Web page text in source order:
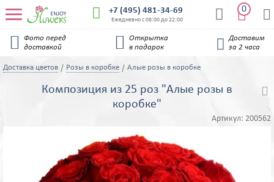
 +7 (495) 481-34-69
Ежедневно с 08:00 до 22:00  
0 

Фото перед
доставкой

Открытка
в подарок

Доставим
за 2 часа
Доставка цветов Розы в коробке Алые розы в коробке
Композиция из 25 роз "Алые розы в
коробке"
Артикул: 200562
